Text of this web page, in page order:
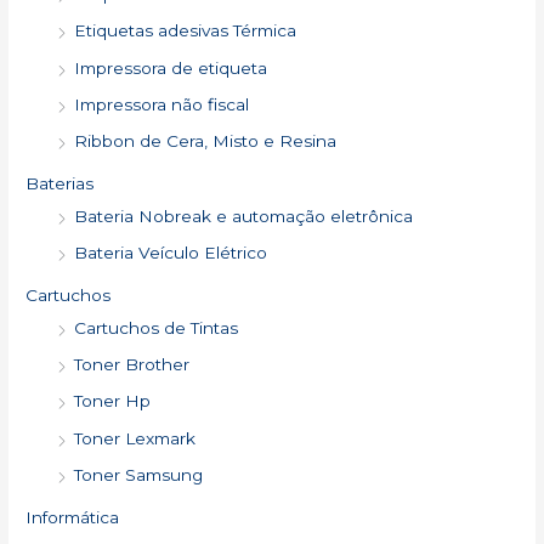
Etiquetas adesivas Térmica
Impressora de etiqueta
Impressora não fiscal
Ribbon de Cera, Misto e Resina
Baterias
Bateria Nobreak e automação eletrônica
Bateria Veículo Elétrico
Cartuchos
Cartuchos de Tintas
Toner Brother
Toner Hp
Toner Lexmark
Toner Samsung
Informática